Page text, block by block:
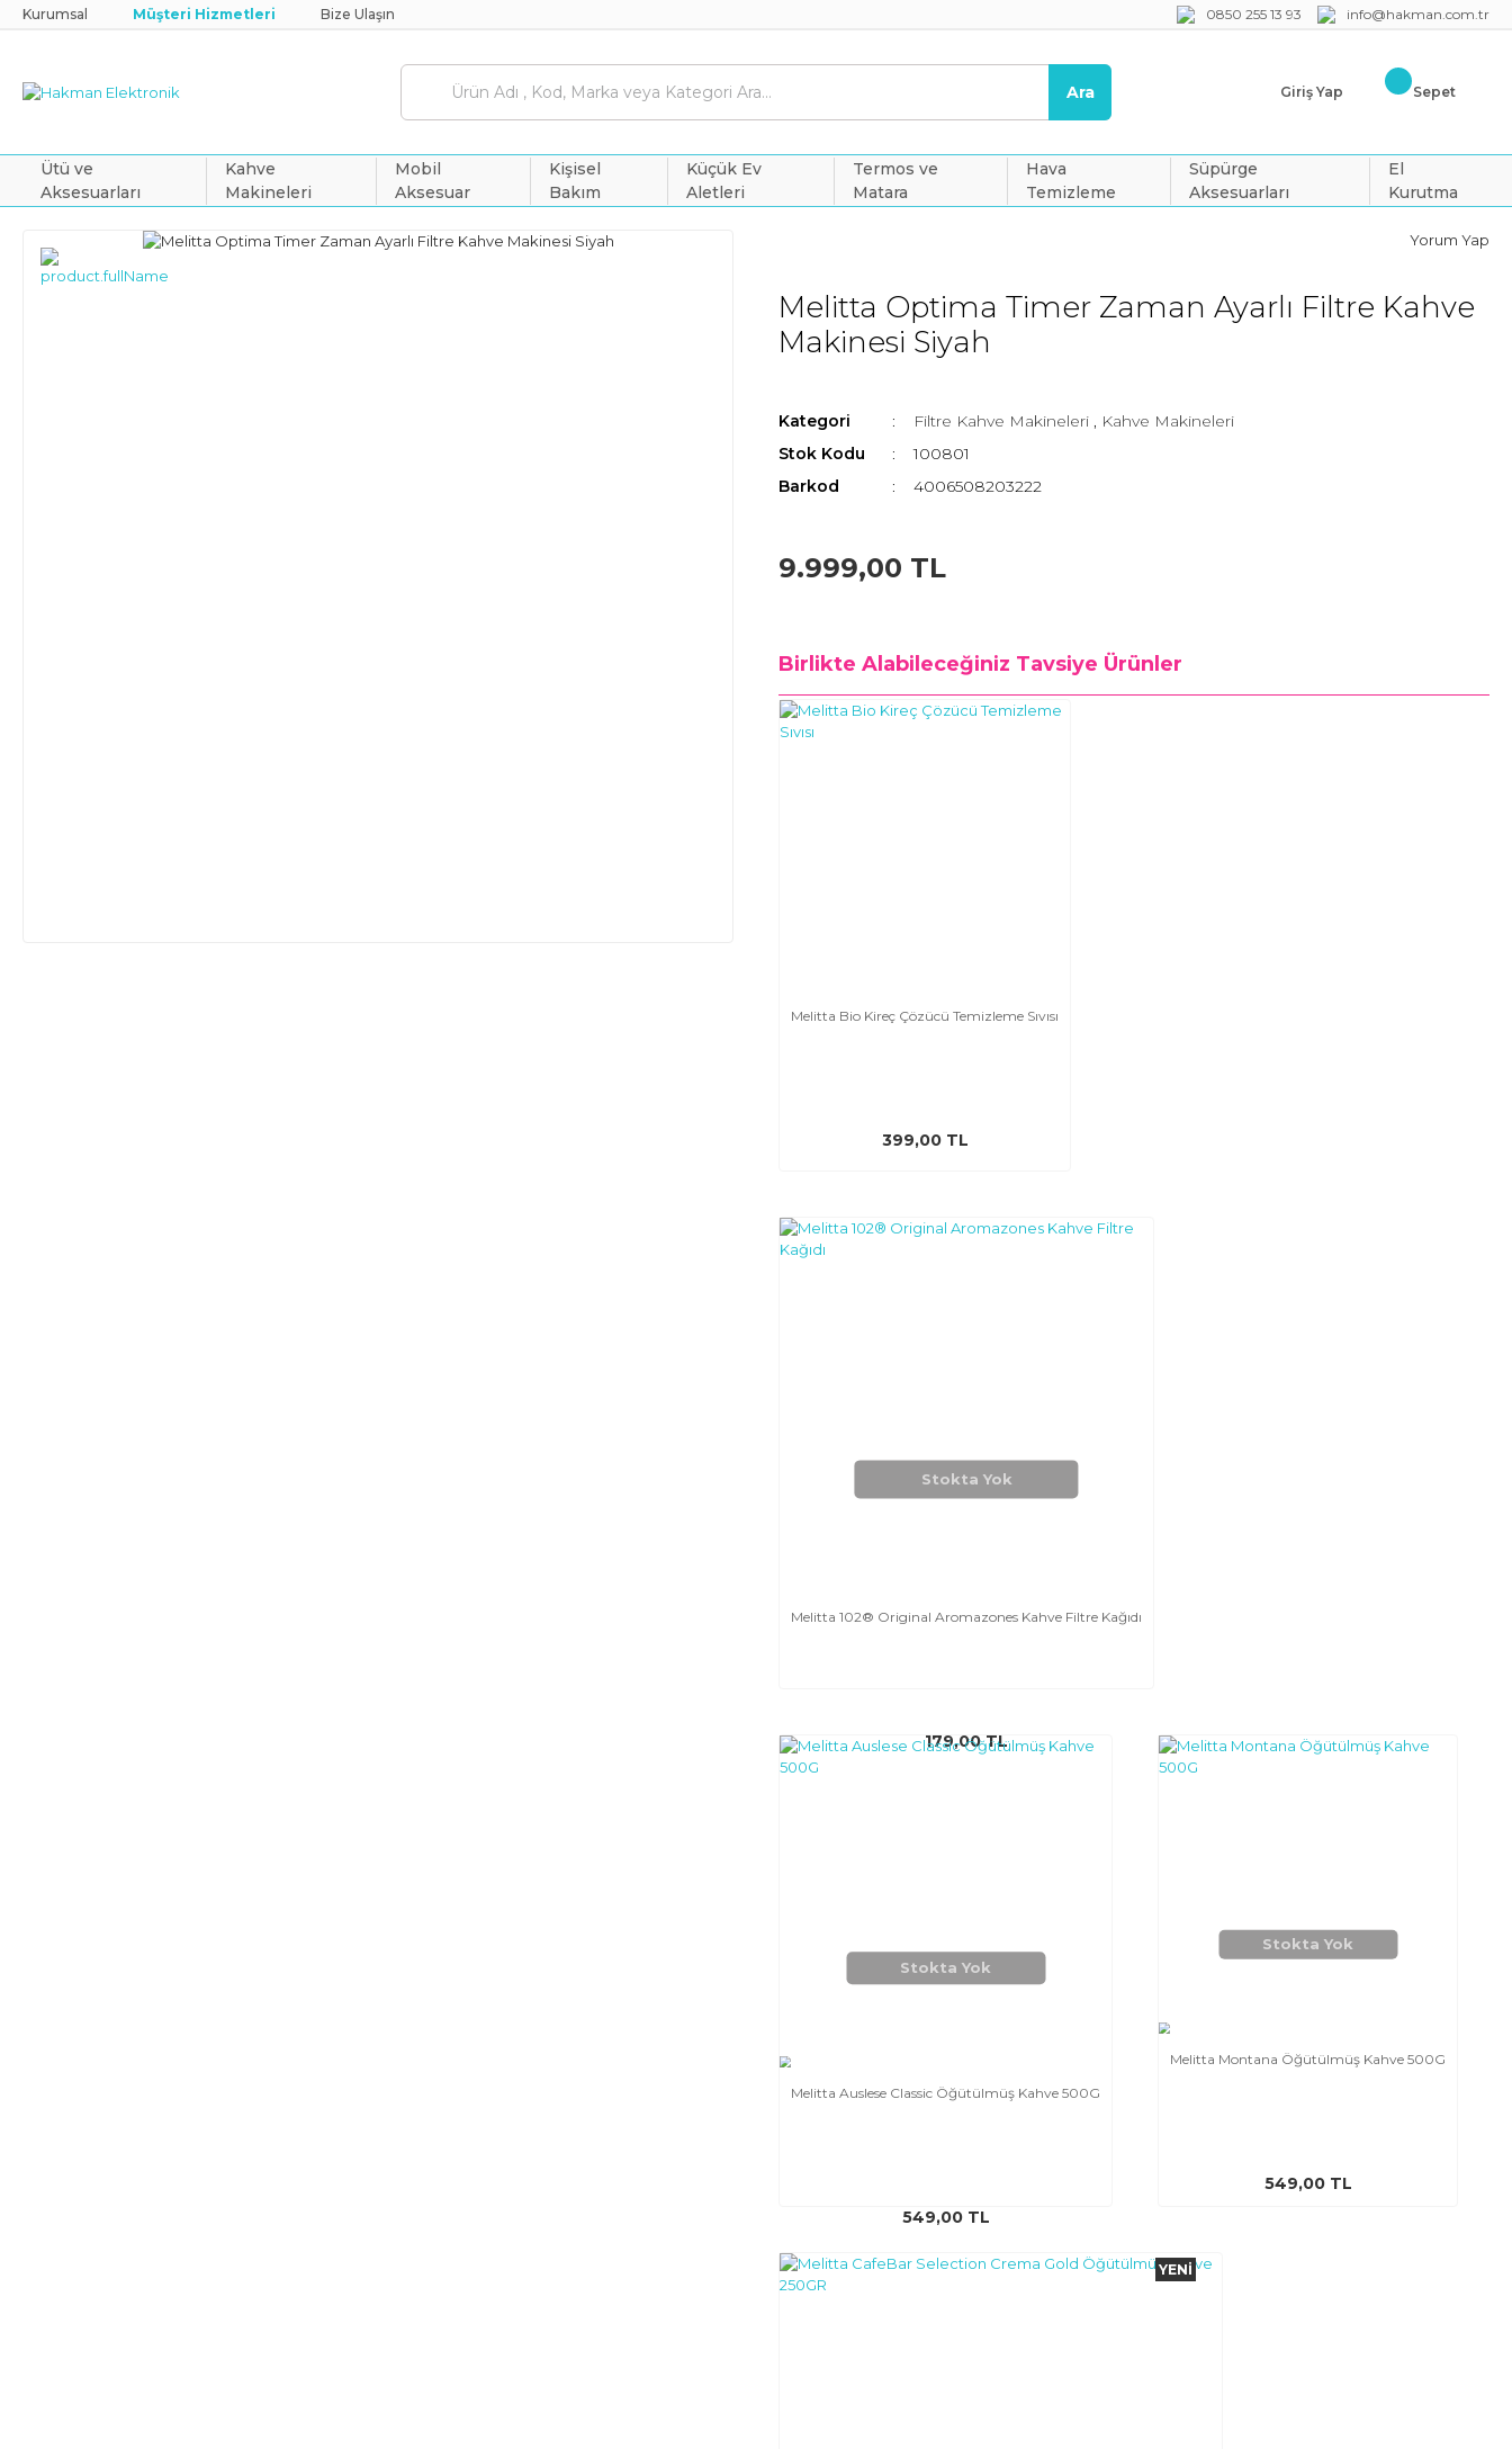
Kurumsal Müşteri Hizmetleri Bize Ulaşın 0850 255 13 93 info@hakman.com.tr
Ara Giriş Yap Sepet
Ütü ve
Aksesuarları
Kahve
Makineleri
Mobil
Aksesuar
Kişisel
Bakım
Küçük Ev
Aletleri
Termos ve
Matara
Hava
Temizleme
Süpürge
Aksesuarları
El
Kurutma
Yorum Yap
Melitta Optima Timer Zaman Ayarlı Filtre Kahve
Makinesi Siyah
Kategori Filtre Kahve Makineleri , Kahve Makineleri
Stok Kodu
100801
Barkod
4006508203222
9.999,00 TL
Birlikte Alabileceğiniz Tavsiye Ürünler
Melitta Bio Kireç Çözücü Temizleme Sıvısı
399,00 TL
Stokta Yok
Melitta 102® Original Aromazones Kahve Filtre Kağıdı
179,00 TL
Stokta Yok
Melitta Auslese Classic Öğütülmüş Kahve 500G
549,00 TL
Stokta Yok
Melitta Montana Öğütülmüş Kahve 500G
549,00 TL
YENI